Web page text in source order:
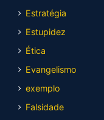
Estratégia
Estupidez
Ética
Evangelismo
exemplo
Falsidade